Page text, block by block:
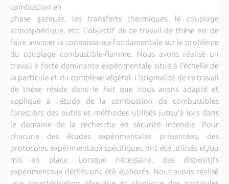
combustion en
phase gazeuse, les transferts thermiques, le couplage
atmosphérique, etc. L’objectif de ce travail de thèse est de
faire avancer la connaissance fondamentale sur le problème
du couplage combustible-flamme. Nous avons réalisé un
travail à forte dominante expérimentale situé à l’échelle de
la particule et du complexe végétal. L’originalité de ce travail
de thèse réside dans le fait que nous avons adapté et
appliqué à l’étude de la combustion de combustibles
forestiers des outils et méthodes utilisés jusqu’à lors dans
le domaine de la recherche en sécurité incendie. Pour
chacune des études expérimentales présentées, des
protocoles expérimentaux spécifiques ont été utilisés et/ou
mis en place. Lorsque nécessaire, des dispositifs
expérimentaux dédiés ont été élaborés. Nous avons réalisé